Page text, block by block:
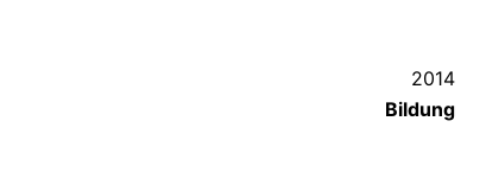
2014
Bildung